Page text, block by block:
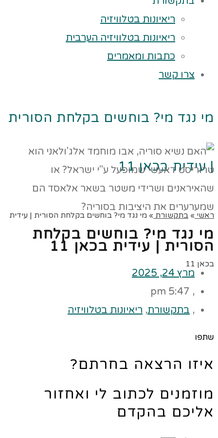
ריאיונות בטלוויזיה
ריאיונות בטלוויזיה הערבית
כתבות ומאמרים
צרו קשר
מי נגד מי? בוחשים בקלחת הסורית
| עידית בכאן 11
ראשי » בתקשורת » מי נגד מי? בוחשים בקלחת הסורית | עידית
בכאן 11
מי נגד מי? בוחשים בקלחת
הסורית | עידית בכאן 11
מרץ 24, 2025
,
5:47 pm
, בתקשורת, ריאיונות בטלוויזיה
שתפו
איזו הרצאה בחרתם?
מוזמנים לכתוב לי ואחזור
אליכם בהקדם